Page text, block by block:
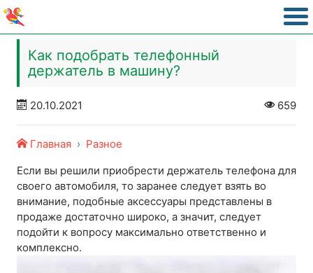
Как подобрать телефонный
держатель в машину?
20.10.2021 659
Главная
Разное
Если вы решили приобрести держатель телефона для
своего автомобиля, то заранее следует взять во
внимание, подобные аксессуары представлены в
продаже достаточно широко, а значит, следует
подойти к вопросу максимально ответственно и
комплексно.